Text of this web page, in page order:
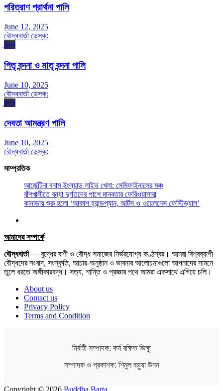
পরিত্রাণ প্রার্থনা পালি
June 12, 2025
বৌদ্ধবার্তা ডেস্ক:
বন্দনা
পিতৃ বন্দনা ও মাতৃ বন্দনা পালি
June 10, 2025
বৌদ্ধবার্তা ডেস্ক:
বন্দনা
দেবতা আমন্ত্রণ পালি
June 10, 2025
বৌদ্ধবার্তা ডেস্ক:
সাম্প্রতিক
আর্জেন্টিনা বনাম ইংল্যান্ড লাইভ খেলা: সেমিফাইনালের মঞ্চ
বাঁশখালীতে বন্যা দুর্গতদের পাশে মানবতার ফেরিওয়ালারা
কানাডায় শুরু হলো ‘আকাশ হ্যান্ডপ্যান, আর্টস ও ওয়েলনেস ফেস্টিভ্যাল’
আমাদের সম্পর্কে
বৌদ্ধবার্তা— বুদ্ধের বাণী ও বৌদ্ধ সমাজের নির্ভরযোগ্য কণ্ঠস্বর। আমরা বিশ্বব্যাপী
বৌদ্ধদের সংবাদ, সংস্কৃতি, আচার-অনুষ্ঠান ও ভাবনার আলোচনাগুলো আপনাদের সামনে
তুলে ধরতে অঙ্গীকারবদ্ধ। সত্য, শান্তি ও প্রজ্ঞার পথে আমরা একসাথে এগিয়ে চলি।
About us
Contact us
Privacy Policy
Terms and Condition
নির্বাহী সম্পাদক: কর্ম রক্ষিত ভিক্ষু
সম্পাদক ও প্রকাশক: শিমুল বড়ুয়া উনন
Copyright © 2026 Buddha Barta